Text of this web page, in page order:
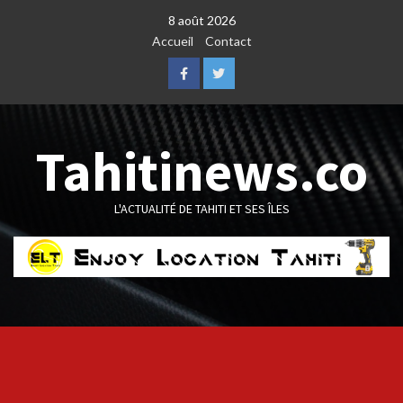
8 août 2026
Accueil
Contact
FacebookTwitter
Tahitinews.co
L'ACTUALITÉ DE TAHITI ET SES ÎLES